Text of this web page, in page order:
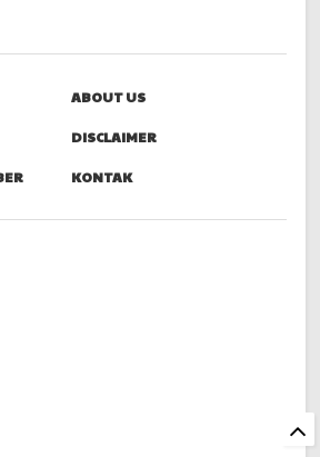
ABOUT US
DISCLAIMER
KONTAK